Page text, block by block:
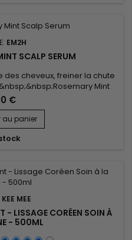
EM2H
SCALP SERUM
des cheveux, freiner la chute
Mint
enrichi en extraits de
et biotine. Sa formule active
renforcer les follicules
circulation et créer un...
€
au panier
KEE MEE
- LISSAGE CORÉEN SOIN À
- 500ML